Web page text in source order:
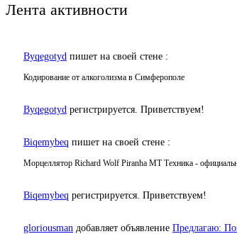
Лента активности
Byqegotyd пишет на своей стене :
Кодирование от алкоголизма в Симферополе
Byqegotyd регистрируется. Приветствуем!
Biqemybeq пишет на своей стене :
Морцеллятор Richard Wolf Piranha МТ Техника -
Biqemybeq регистрируется. Приветствуем!
gloriousman добавляет объявление Предлагаю: